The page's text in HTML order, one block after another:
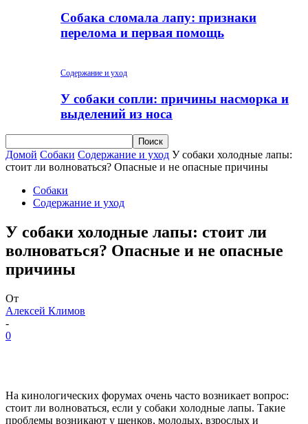
Собака сломала лапу: признаки
перелома и первая помощь
Содержание и уход
У собаки сопли: причины насморка и
выделений из носа
Домой Собаки Содержание и уход У собаки холодные лапы:
стоит ли волноваться? Опасные и не опасные причины
Собаки
Содержание и уход
У собаки холодные лапы: стоит ли
волноваться? Опасные и не опасные
причины
От
Алексей Климов
-
0
На кинологических форумах очень часто возникает вопрос:
стоит ли волноваться, если у собаки холодные лапы. Такие
проблемы возникают у щенков, молодых, взрослых и